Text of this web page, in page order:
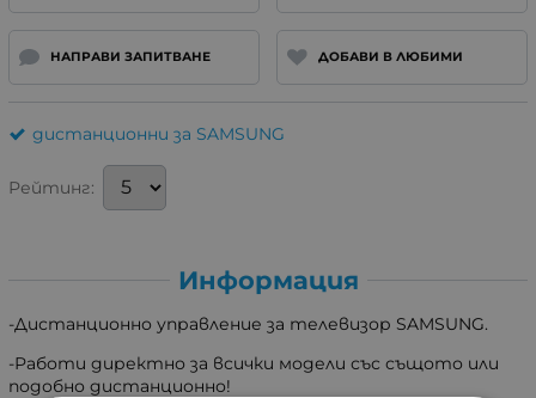
НАПРАВИ ЗАПИТВАНЕ ДОБАВИ В ЛЮБИМИ
дистанционни за SAMSUNG
Рейтинг:
Информация
-Дистанционно управление за телевизор SAMSUNG.
-Работи директно за всички модели със същото или
подобно дистанционно!